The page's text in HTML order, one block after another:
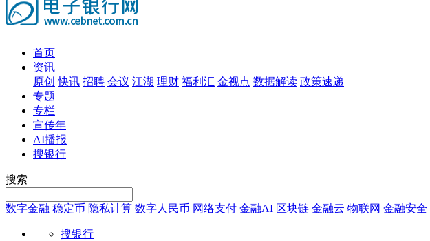
首页
资讯
原创 快讯 招聘 会议 江湖 理财 福利汇 金视点 数据解读 政策速递
专题
专栏
宣传年
AI播报
搜银行
搜索
数字金融 稳定币 隐私计算 数字人民币 网络支付 金融AI 区块链 金融云 物联网 金融安全
搜银行